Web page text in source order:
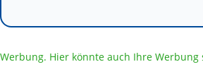
Werbung. Hier könnte auch Ihre Werbung